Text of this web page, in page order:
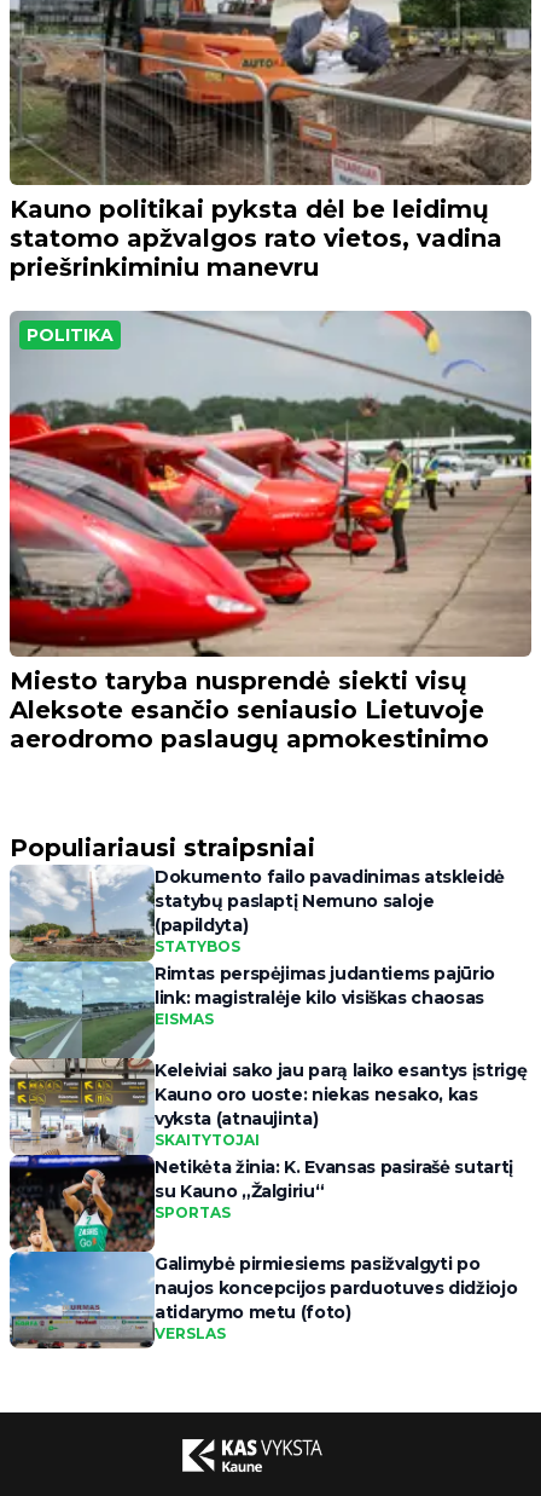
Kauno politikai pyksta dėl be leidimų
statomo apžvalgos rato vietos, vadina
priešrinkiminiu manevru
POLITIKA
Miesto taryba nusprendė siekti visų
Aleksote esančio seniausio Lietuvoje
aerodromo paslaugų apmokestinimo
Populiariausi straipsniai
Dokumento failo pavadinimas atskleidė
statybų paslaptį Nemuno saloje
(papildyta)
STATYBOS
Rimtas perspėjimas judantiems pajūrio
link: magistralėje kilo visiškas chaosas
EISMAS
Keleiviai sako jau parą laiko esantys įstrigę
Kauno oro uoste: niekas nesako, kas
vyksta (atnaujinta)
SKAITYTOJAI
Netikėta žinia: K. Evansas pasirašė sutartį
su Kauno „Žalgiriu“
SPORTAS
Galimybė pirmiesiems pasižvalgyti po
naujos koncepcijos parduotuves didžiojo
atidarymo metu (foto)
VERSLAS